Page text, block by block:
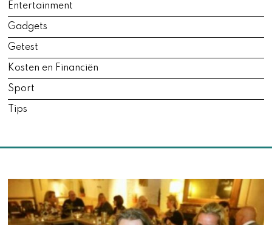
Entertainment
Gadgets
Getest
Kosten en Financiën
Sport
Tips